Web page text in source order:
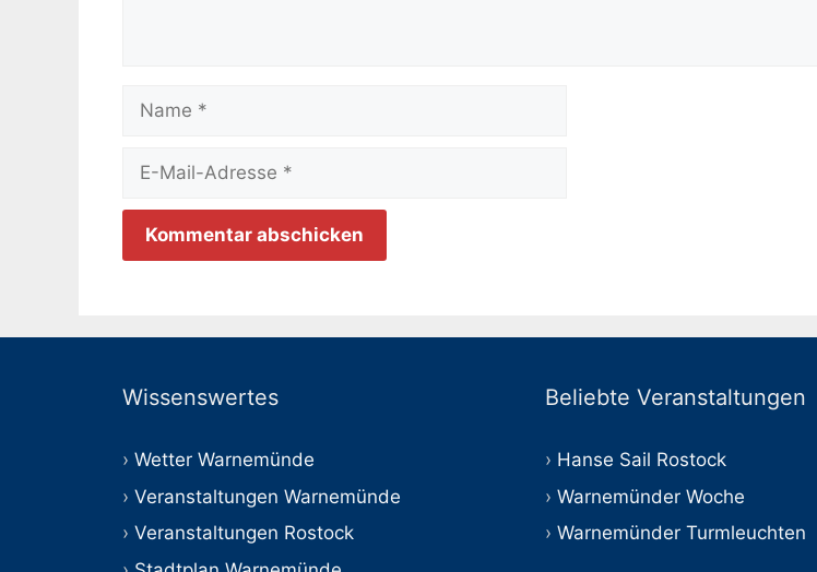
Name
Adresse
Wissenswertes
Wetter Warnemünde
Veranstaltungen Warnemünde
Veranstaltungen Rostock
Beliebte Veranstaltungen
Hanse Sail Rostock
Warnemünder Woche
Warnemünder Turmleuchten